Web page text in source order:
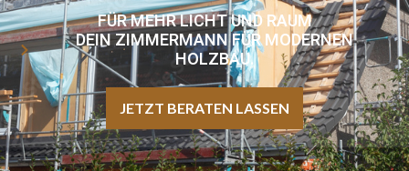
FÜR MEHR LICHT UND RAUM
DEIN ZIMMERMANN FÜR MODERNEN
HOLZBAU.
JETZT BERATEN LASSEN